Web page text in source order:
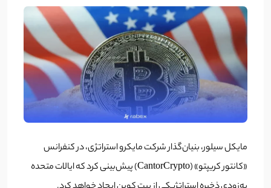
مایکل سیلور، بنیان‌گذار شرکت مایکرو استراتژی، در کنفرانس
«کانتور کریپتو» (CantorCrypto) پیش‌بینی کرد که ایالات متحده